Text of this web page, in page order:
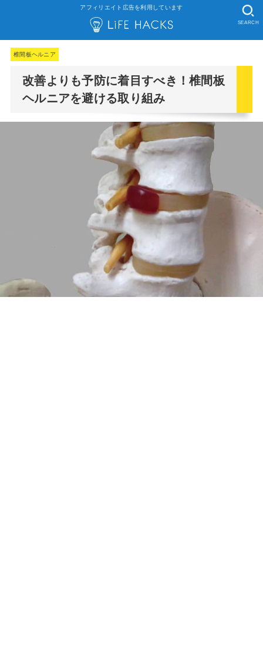
アフィリエイト広告を利用しています
SEARCH
椎間板ヘルニア
改善よりも予防に着目すべき！椎間板
ヘルニアを避ける取り組み